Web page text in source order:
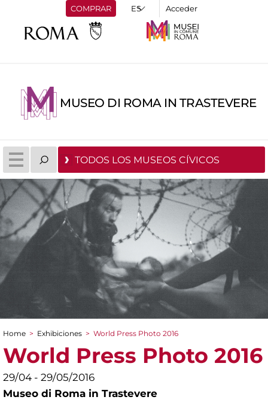
COMPRAR Acceder
MUSEO DI ROMA IN TRASTEVERE
TODOS LOS MUSEOS CÍVICOS
You are here
Home > Exhibiciones > World Press Photo 2016
World Press Photo 2016
29/04 - 29/05/2016
Museo di Roma in Trastevere